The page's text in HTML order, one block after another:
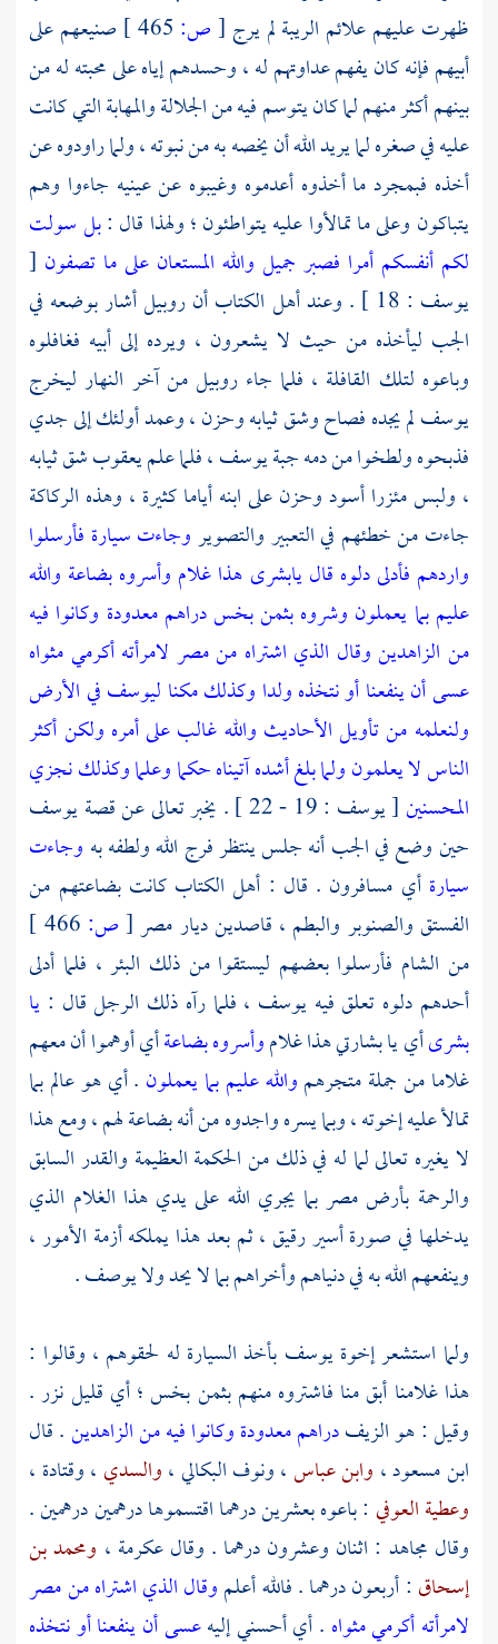
ظهرت عليهم علائم الريبة لم يرج [ص:
صنيعهم على
أبيهم فإنه كان يفهم عداوتهم له ، وحسدهم إياه على محبته له من
بينهم أكثر منهم لما كان يتوسم فيه من الجلالة والمهابة التي كانت
عليه في صغره لما يريد الله أن يخصه به من نبوته ، ولما راودوه عن
أخذه فبمجرد ما أخذوه أعدموه وغيبوه عن عينيه جاءوا وهم
يتباكون وعلى ما تمالأوا عليه يتواطئون ؛ ولهذا قال :بل سولت
لكم أنفسكم أمرا فصبر جميل والله المستعان على ما تصفون [
يوسف : 18 ] . وعند
أهل الكتابأن روبيل أشار بوضعه في
الجب ليأخذه من حيث لا يشعرون ، ويرده إلى أبيه فغافلوه
وباعوه لتلك القافلة ، فلما جاءروبيلمن آخر النهار ليخرج
يوسفلم يجده فصاح وشق ثيابه وحزن ، وعمد أولئك إلى جدي
فذبحوه ولطخوا من دمه جبةيوسف، فلما علميعقوبشق ثيابه
، ولبس مئزرا أسود وحزن على ابنه أياما كثيرة ، وهذه الركاكة
جاءت من خطئهم في التعبير والتصويروجاءت سيارة فأرسلوا
واردهم فأدلى دلوه قال يابشرى هذا غلام وأسروه بضاعة والله
عليم بما يعملون وشروه بثمن بخس دراهم معدودة وكانوا فيه
من الزاهدين وقال الذي اشتراه من مصر لامرأته أكرمي مثواه
عسى أن ينفعنا أو نتخذه ولدا وكذلك مكنا ليوسف في الأرض
ولنعلمه من تأويل الأحاديث والله غالب على أمره ولكن أكثر
الناس لا يعلمون ولما بلغ أشده آتيناه حكما وعلما وكذلك نجزي
المحسنين[ يوسف : 19 - 22 ] . يخبر تعالى عن قصة
يوسف
حين وضع في الجب أنه جلس ينتظرفرج الله ولطفه به وجاءت
سيارةأي مسافرون . قال : أهل الكتابكانت بضاعتهم من
الفستق والصنوبر والبطم ، قاصدين ديارمصر[ص:
من الشام فأرسلوا بعضهم ليستقوا من ذلك البئر ، فلما أدلى
أحدهم دلوه تعلق فيهيوسف ، فلما رآه ذلك الرجل قال : يا
بشرىأي يا بشارتي هذا غلاموأسروه بضاعةأي أوهموا أن معهم
غلاما من جملة متجرهموالله عليم بما يعملون . أي هو عالم بما
تمالأ عليه إخوته ، وبما يسره واجدوه من أنه بضاعة لهم ، ومع هذا
لا يغيره تعالى لما له في ذلك من الحكمة العظيمة والقدر السابق
والرحمة بأرضمصربما يجري الله على يدي هذا الغلام الذي
يدخلها في صورة أسير رقيق ، ثم بعد هذا يملكه أزمة الأمور ،
وينفعهم الله به في دنياهم وأخراهم بما لا يحد ولا يوصف .
ولما استشعر إخوةيوسف بأخذ السيارة له لحقوهم ، وقالوا :
هذا غلامنا أبق منا فاشتروه منهم بثمن بخس ؛ أي قليل نزر .
وقيل : هو الزيفدراهم معدودة وكانوا فيه من الزاهدين. قال
ابن مسعود، وابن عباس،ونوف البكالي،والسدي ،وقتادة ،
وعطية العوفي : باعوه بعشرين درهما اقتسموها درهمين درهمين .
وقال مجاهد : اثنان وعشرون درهما . وقالعكرمة ، ومحمد بن
إسحاق : أربعون درهما . فالله أعلموقال الذي اشتراه من مصر
لامرأته أكرمي مثواه . أي أحسني إليهعسى أن ينفعنا أو نتخذه